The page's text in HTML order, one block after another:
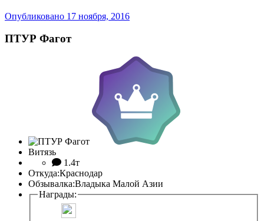
Опубликовано 17 ноября, 2016
ПТУР Фагот
Витязь
1.4т
Откуда:Краснодар
Обзывалка:Владыка Малой Азии
Награды: